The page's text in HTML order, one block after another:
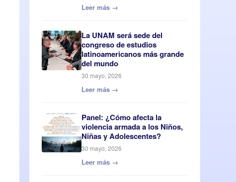
Leer más →
La UNAM será sede del
congreso de estudios
latinoamericanos más grande
del mundo
30 mayo, 2026
Leer más →
Panel: ¿Cómo afecta la
violencia armada a los Niños,
Niñas y Adolescentes?
30 mayo, 2026
Leer más →